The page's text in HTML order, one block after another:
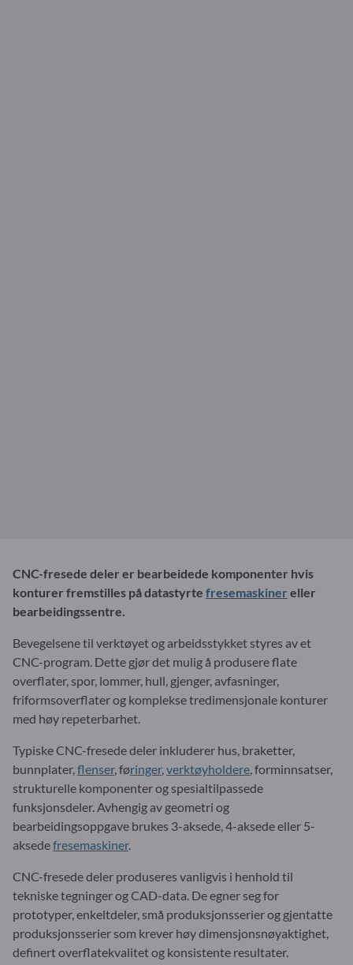
CNC-fresede deler er bearbeidede komponenter hvis
konturer fremstilles på datastyrte fresemaskiner eller
bearbeidingssentre.
Bevegelsene til verktøyet og arbeidsstykket styres av et
CNC-program. Dette gjør det mulig å produsere flate
overflater, spor, lommer, hull, gjenger, avfasninger,
friformsoverflater og komplekse tredimensjonale konturer
med høy repeterbarhet.
Typiske CNC-fresede deler inkluderer hus, braketter,
bunnplater,flenser, føringer,verktøyholdere, forminnsatser,
strukturelle komponenter og spesialtilpassede
funksjonsdeler. Avhengig av geometri og
bearbeidingsoppgave brukes 3-aksede, 4-aksede eller 5-
aksedefresemaskiner.
CNC-fresede deler produseres vanligvis i henhold til
tekniske tegninger og CAD-data. De egner seg for
prototyper, enkeltdeler, små produksjonsserier og gjentatte
produksjonsserier som krever høy dimensjonsnøyaktighet,
definert overflatekvalitet og konsistente resultater.